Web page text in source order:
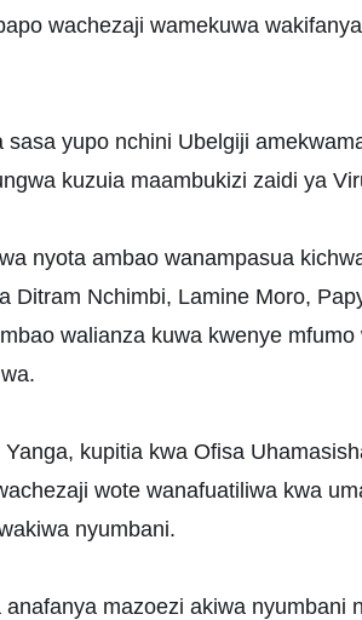
wachezaji wamekuwa
sasa yupo nchini Ubelgiji
kuzuia maambukizi zaidi ya
nyota ambao wanampasua
Ditram Nchimbi, Lamine Moro,
walianza kuwa kwenye
Yanga, kupitia kwa Ofisa
wote wanafuatiliwa kwa
nyumbani.
anafanya mazoezi akiwa nyumbani